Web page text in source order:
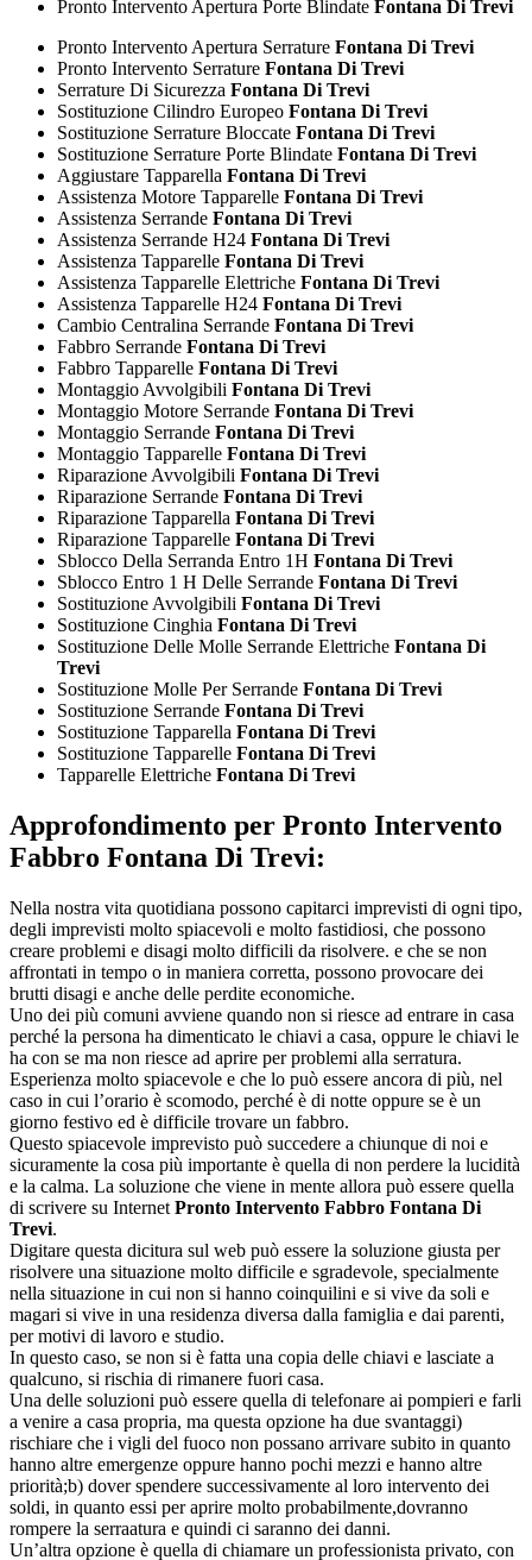
Pronto Intervento Apertura Porte Blindate Fontana Di Trevi
Pronto Intervento Apertura Serrature Fontana Di Trevi
Pronto Intervento Serrature Fontana Di Trevi
Serrature Di Sicurezza Fontana Di Trevi
Sostituzione Cilindro Europeo Fontana Di Trevi
Sostituzione Serrature Bloccate Fontana Di Trevi
Sostituzione Serrature Porte Blindate Fontana Di Trevi
Aggiustare Tapparella Fontana Di Trevi
Assistenza Motore Tapparelle Fontana Di Trevi
Assistenza Serrande Fontana Di Trevi
Assistenza Serrande H24 Fontana Di Trevi
Assistenza Tapparelle Fontana Di Trevi
Assistenza Tapparelle Elettriche Fontana Di Trevi
Assistenza Tapparelle H24 Fontana Di Trevi
Cambio Centralina Serrande Fontana Di Trevi
Fabbro Serrande Fontana Di Trevi
Fabbro Tapparelle Fontana Di Trevi
Montaggio Avvolgibili Fontana Di Trevi
Montaggio Motore Serrande Fontana Di Trevi
Montaggio Serrande Fontana Di Trevi
Montaggio Tapparelle Fontana Di Trevi
Riparazione Avvolgibili Fontana Di Trevi
Riparazione Serrande Fontana Di Trevi
Riparazione Tapparella Fontana Di Trevi
Riparazione Tapparelle Fontana Di Trevi
Sblocco Della Serranda Entro 1H Fontana Di Trevi
Sblocco Entro 1 H Delle Serrande Fontana Di Trevi
Sostituzione Avvolgibili Fontana Di Trevi
Sostituzione Cinghia Fontana Di Trevi
Sostituzione Delle Molle Serrande Elettriche Fontana Di
Trevi
Sostituzione Molle Per Serrande Fontana Di Trevi
Sostituzione Serrande Fontana Di Trevi
Sostituzione Tapparella Fontana Di Trevi
Sostituzione Tapparelle Fontana Di Trevi
Tapparelle Elettriche Fontana Di Trevi
Approfondimento per Pronto Intervento
Fabbro Fontana Di Trevi:
Nella nostra vita quotidiana possono capitarci imprevisti di ogni tipo,
degli imprevisti molto spiacevoli e molto fastidiosi, che possono
creare problemi e disagi molto difficili da risolvere. e che se non
affrontati in tempo o in maniera corretta, possono provocare dei
brutti disagi e anche delle perdite economiche.
Uno dei più comuni avviene quando non si riesce ad entrare in casa
perché la persona ha dimenticato le chiavi a casa, oppure le chiavi le
ha con se ma non riesce ad aprire per problemi alla serratura.
Esperienza molto spiacevole e che lo può essere ancora di più, nel
caso in cui l’orario è scomodo, perché è di notte oppure se è un
giorno festivo ed è difficile trovare un fabbro.
Questo spiacevole imprevisto può succedere a chiunque di noi e
sicuramente la cosa più importante è quella di non perdere la lucidità
e la calma. La soluzione che viene in mente allora può essere quella
di scrivere su Internet Pronto Intervento Fabbro Fontana Di
Trevi.
Digitare questa dicitura sul web può essere la soluzione giusta per
risolvere una situazione molto difficile e sgradevole, specialmente
nella situazione in cui non si hanno coinquilini e si vive da soli e
magari si vive in una residenza diversa dalla famiglia e dai parenti,
per motivi di lavoro e studio.
In questo caso, se non si è fatta una copia delle chiavi e lasciate a
qualcuno, si rischia di rimanere fuori casa.
Una delle soluzioni può essere quella di telefonare ai pompieri e farli
a venire a casa propria, ma questa opzione ha due svantaggi)
rischiare che i vigli del fuoco non possano arrivare subito in quanto
hanno altre emergenze oppure hanno pochi mezzi e hanno altre
priorità;b) dover spendere successivamente al loro intervento dei
soldi, in quanto essi per aprire molto probabilmente,dovranno
rompere la serraatura e quindi ci saranno dei danni.
Un’altra opzione è quella di chiamare un professionista privato, con